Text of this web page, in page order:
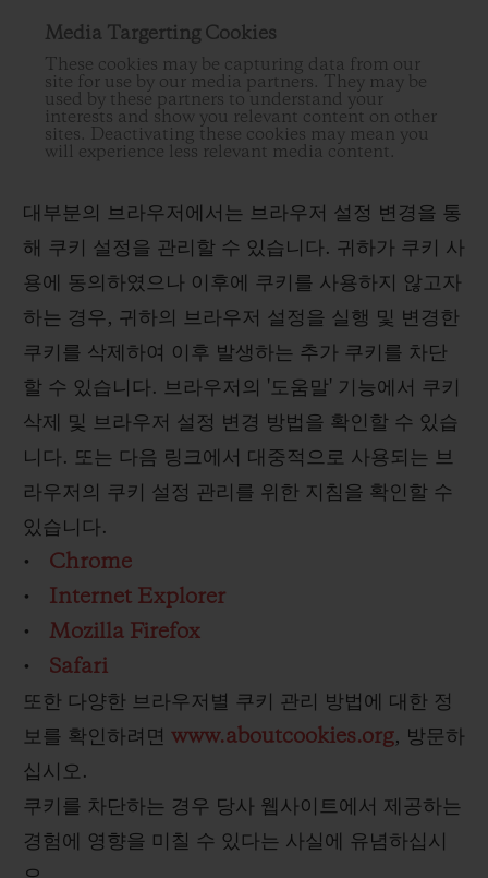
Media Targerting Cookies
These cookies may be capturing data from our
site for use by our media partners. They may be
used by these partners to understand your
interests and show you relevant content on other
sites. Deactivating these cookies may mean you
will experience less relevant media content.
대부분의 브라우저에서는 브라우저 설정 변경을 통
해 쿠키 설정을 관리할 수 있습니다. 귀하가 쿠키 사
용에 동의하였으나 이후에 쿠키를 사용하지 않고자
하는 경우, 귀하의 브라우저 설정을 실행 및 변경한
쿠키를 삭제하여 이후 발생하는 추가 쿠키를 차단
할 수 있습니다. 브라우저의 '도움말' 기능에서 쿠키
삭제 및 브라우저 설정 변경 방법을 확인할 수 있습
니다. 또는 다음 링크에서 대중적으로 사용되는 브
라우저의 쿠키 설정 관리를 위한 지침을 확인할 수
있습니다.
• Chrome
• Internet Explorer
• Mozilla Firefox
• Safari
또한 다양한 브라우저별 쿠키 관리 방법에 대한 정
보를 확인하려면 www.aboutcookies.org, 방문하
십시오.
쿠키를 차단하는 경우 당사 웹사이트에서 제공하는
경험에 영향을 미칠 수 있다는 사실에 유념하십시